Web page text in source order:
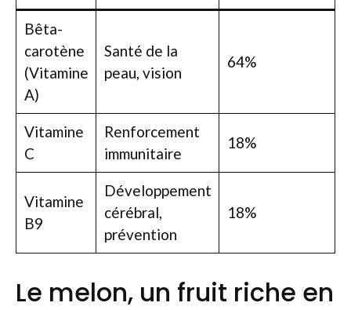
Bêta-
carotène
(Vitamine
A)
Santé de la
peau, vision
64%
Vitamine
C
Renforcement
immunitaire
18%
Vitamine
B9
Développement
cérébral,
prévention
18%
Le melon, un fruit riche en